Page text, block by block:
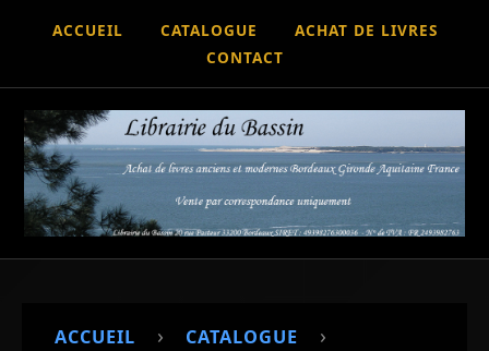
ACCUEIL CATALOGUE
ACHAT DE LIVRES
CONTACT
ACCUEIL › CATALOGUE ›